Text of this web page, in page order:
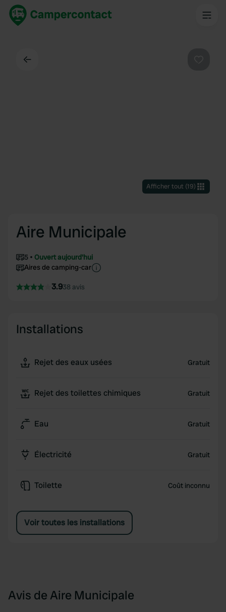
Afficher tout(19)
Aire Municipale
5
Ouvert aujourd'hui
Aires de camping-car
3.938 avis
Installations
Rejet des eaux usées Gratuit
Rejet des toilettes chimiques Gratuit
Eau Gratuit
Électricité Gratuit
Toilette Coût inconnu
Voir toutes les installations
Avis de Aire Municipale